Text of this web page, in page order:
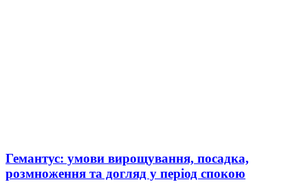
Гемантус: умови вирощування, посадка,
розмноження та догляд у період спокою